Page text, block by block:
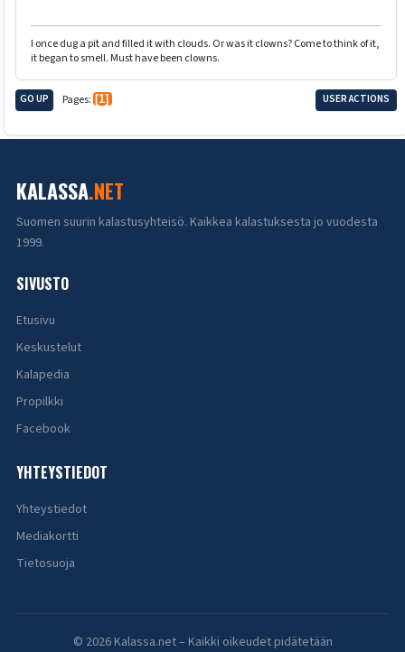
I once dug a pit and filled it with clouds. Or was it clowns? Come to think of it,
it began to smell. Must have been clowns.
GO UP Pages 1 USER ACTIONS
KALASSA.NET
Suomen suurin kalastusyhteisö. Kaikkea kalastuksesta jo vuodesta
1999.
SIVUSTO
Etusivu
Keskustelut
Kalapedia
Propilkki
Facebook
YHTEYSTIEDOT
Yhteystiedot
Mediakortti
Tietosuoja
© 2026 Kalassa.net – Kaikki oikeudet pidätetään